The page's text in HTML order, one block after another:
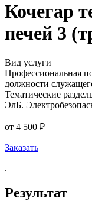
Кочегар
печей 3
Вид услуги
Профессиональная
должности
Тематические
ЭлБ.
от 4 500 ₽
Заказать
.
Результат